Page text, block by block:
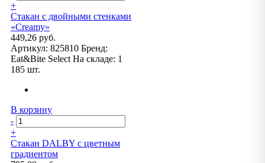
+
Стакан с двойными стенками
«Creamy»
449,26 руб.
Артикул: 825810 Бренд:
Eat&Bite Select На складе: 1
185 шт.
В корзину
-
+
Стакан DALBY с цветным
градиентом